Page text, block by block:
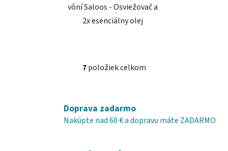
vôní Saloos - Osviežovač a
2x esenciálny olej
O
á
d
7položiek celkom
Doprava zadarmo
Nakúpte nad 60 € a dopravu máte ZADARMO